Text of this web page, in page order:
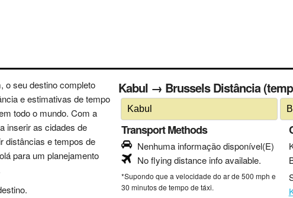
o seu destino completo
e estimativas de tempo
todo o mundo. Com a
inserir as cidades de
distâncias e tempos de
para um planejamento
Kabul → Brussels Distância
Transport Methods
Nenhuma informação disponível(E)
No flying distance info available.
*Supondo que a velocidade do ar de 500 mph e
30 minutos de tempo de táxi.